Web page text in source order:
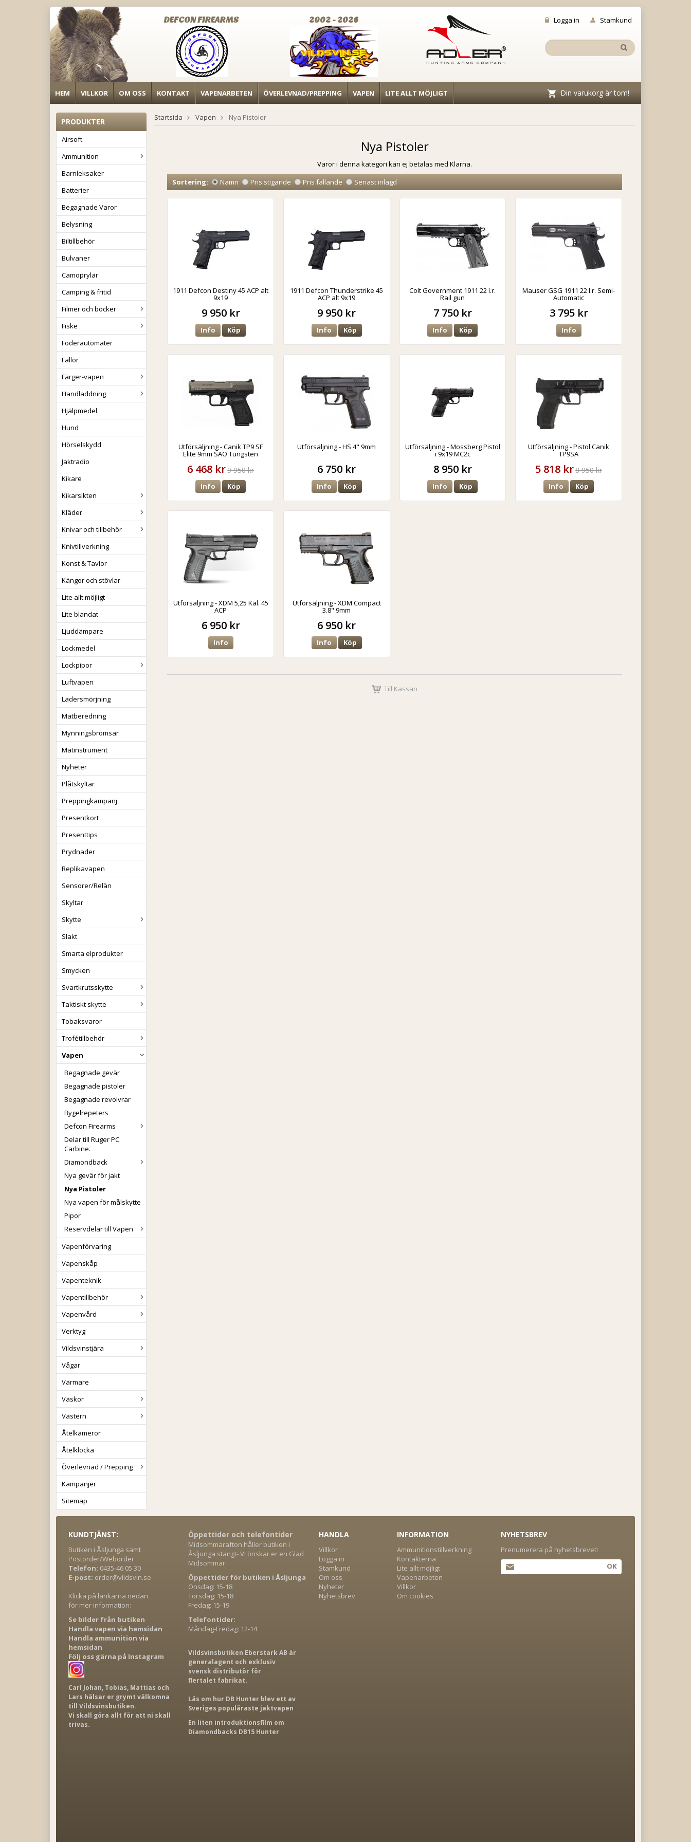
Logga in Stamkund
DEFCON FIREARMS 2002 - 2026
HEM VILLKOR OM OSS KONTAKT VAPENARBETEN ÖVERLEVNAD/PREPPING VAPEN LITE ALLT MÖJLIGT Din varukorg är tom!
PRODUKTER
Airsoft
Ammunition
Barnleksaker
Batterier
Begagnade Varor
Belysning
Biltillbehör
Bulvaner
Camoprylar
Camping & fritid
Filmer och böcker
Fiske
Foderautomater
Fällor
Färger-vapen
Handladdning
Hjälpmedel
Hund
Hörselskydd
Jaktradio
Kikare
Kikarsikten
Kläder
Knivar och tillbehör
Knivtillverkning
Konst & Tavlor
Kängor och stövlar
Lite allt möjligt
Lite blandat
Ljuddämpare
Lockmedel
Lockpipor
Luftvapen
Lädersmörjning
Matberedning
Mynningsbromsar
Mätinstrument
Nyheter
Plåtskyltar
Preppingkampanj
Presentkort
Presenttips
Prydnader
Replikavapen
Sensorer/Relän
Skyltar
Skytte
Slakt
Smarta elprodukter
Smycken
Svartkrutsskytte
Taktiskt skytte
Tobaksvaror
Trofétillbehör
Vapen
Begagnade gevär
Begagnade pistoler
Begagnade revolvrar
Bygelrepeters
Defcon Firearms
Delar till Ruger PC
Carbine.
Diamondback
Nya gevär för jakt
Nya Pistoler
Nya vapen för målskytte
Pipor
Reservdelar till Vapen
Vapenförvaring
Vapenskåp
Vapenteknik
Vapentillbehör
Vapenvård
Verktyg
Vildsvinstjära
Vågar
Värmare
Väskor
Västern
Åtelkameror
Åtelklocka
Överlevnad / Prepping
Kampanjer
Sitemap
Startsida Vapen Nya Pistoler
Nya Pistoler
Varor i denna kategori kan ej betalas med Klarna.
Sortering:
Namn Pris stigande Pris fallande Senast inlagd
1911 Defcon Destiny 45 ACP alt
9x19
9 950 kr
Info Köp
1911 Defcon Thunderstrike 45
ACP alt 9x19
9 950 kr
Info Köp
Colt Government 1911 22 l.r.
Rail gun
7 750 kr
Info Köp
Mauser GSG 1911 22 l.r. Semi-
Automatic
3 795 kr
Info
Utförsäljning - Canik TP9 SF
Elite 9mm SAO Tungsten
6 468 kr9 950 kr
Info Köp
Utförsäljning - HS 4" 9mm
6 750 kr
Info Köp
Utförsäljning - Mossberg Pistol
i 9x19 MC2c
8 950 kr
Info Köp
Utförsäljning - Pistol Canik
TP9SA
5 818 kr8 950 kr
Info Köp
Utförsäljning - XDM 5,25 Kal. 45
ACP
6 950 kr
Info
Utförsäljning - XDM Compact
3.8" 9mm
6 950 kr
Info Köp
Till Kassan
KUNDTJÄNST:
Butiken i Åsljunga samt
Postorder/Weborder
Telefon: 0435-46 05 30
E-post: order@vildsvin.se
Klicka på länkarna nedan
för mer information:
Se bilder från butiken
Handla vapen via hemsidan
Handla ammunition via
hemsidan
Följ oss gärna på Instagram
Carl Johan, Tobias, Mattias och
Lars hälsar er grymt välkomna
till Vildsvinsbutiken.
Vi skall göra allt för att ni skall
trivas.
Öppettider och telefontider
Midsommarafton håller butiken i
Åsljunga stängt- Vi önskar er en Glad
Midsommar
Öppettider för butiken i Åsljunga
Onsdag: 15-18
Torsdag: 15-18
Fredag: 15-19
Telefontider:
Måndag-Fredag: 12-14
Vildsvinsbutiken Eberstark AB är
generalagent och exklusiv
svensk distributör för
flertalet fabrikat.
Läs om hur DB Hunter blev ett av
Sveriges populäraste jaktvapen
En liten introduktionsfilm om
Diamondbacks DB15 Hunter
HANDLA
Villkor
Logga in
Stamkund
Om oss
Nyheter
Nyhetsbrev
INFORMATION
Ammunitionstillverkning
Kontakterna
Lite allt möjligt
Vapenarbeten
Villkor
Om cookies
NYHETSBREV
Prenumerera på nyhetsbrevet!
OK